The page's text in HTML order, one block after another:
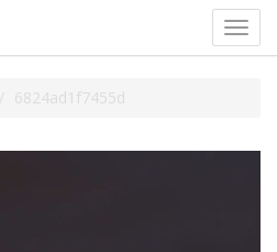
6824ad1f7455d